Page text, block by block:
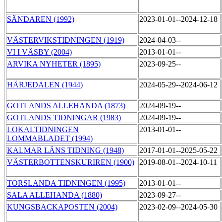
SÄNDAREN (1992) 2023-01-01--2024-12-18
VÄSTERVIKSTIDNINGEN (1919)
2024-04-03--
VI I VÄSBY (2004)
2013-01-01--
ARVIKA NYHETER (1895)
2023-09-25--
HÄRJEDALEN (1944) 2024-05-29--2024-06-12
GOTLANDS ALLEHANDA (1873)
2024-09-19--
GOTLANDS TIDNINGAR (1983)
2024-09-19--
LOKALTIDNINGEN
LOMMABLADET (1994)
2013-01-01--
KALMAR LÄNS TIDNING (1948)
2017-01-01--2025-05-22
VÄSTERBOTTENSKURIREN (1900)
2019-08-01--2024-10-11
TORSLANDA TIDNINGEN (1995)
2013-01-01--
SALA ALLEHANDA (1880)
2023-09-27--
KUNGSBACKAPOSTEN (2004)
2023-02-09--2024-05-30